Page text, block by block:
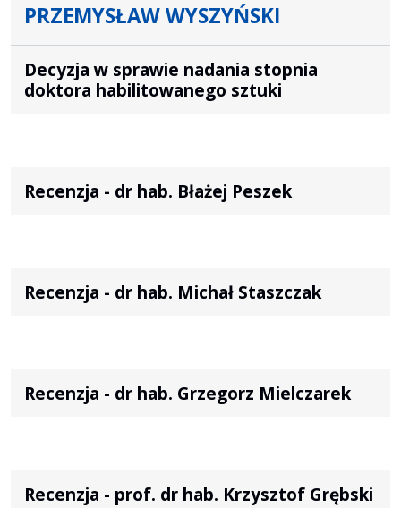
PRZEMYSŁAW WYSZYŃSKI
Decyzja w sprawie nadania stopnia
doktora habilitowanego sztuki
Recenzja - dr hab. Błażej Peszek
Recenzja - dr hab. Michał Staszczak
Recenzja - dr hab. Grzegorz Mielczarek
Recenzja - prof. dr hab. Krzysztof Grębski